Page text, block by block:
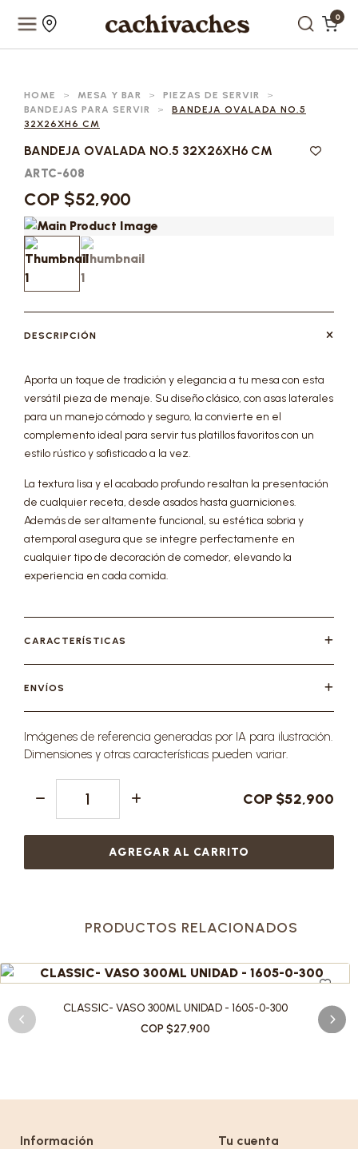
0
HOME > MESA Y BAR > PIEZAS DE SERVIR
>
BANDEJAS PARA SERVIR
>
BANDEJA OVALADA NO.5
32X26XH6 CM
BANDEJA OVALADA NO.5 32X26XH6 CM
ARTC-608
COP $52,900
DESCRIPCIÓN
Aporta un toque de tradición y elegancia a tu mesa con esta
versátil pieza de menaje. Su diseño clásico, con asas laterales
para un manejo cómodo y seguro, la convierte en el
complemento ideal para servir tus platillos favoritos con un
estilo rústico y sofisticado a la vez.
La textura lisa y el acabado profundo resaltan la presentación
de cualquier receta, desde asados hasta guarniciones.
Además de ser altamente funcional, su estética sobria y
atemporal asegura que se integre perfectamente en
cualquier tipo de decoración de comedor, elevando la
experiencia en cada comida.
CARACTERÍSTICAS
ENVÍOS
Imágenes de referencia generadas por IA para ilustración.
Dimensiones y otras características pueden variar.
COP $52,900
AGREGAR AL CARRITO
PRODUCTOS RELACIONADOS
CLASSIC- VASO 300ML UNIDAD - 1605-0-300
COP $27,900
Información Tu cuenta